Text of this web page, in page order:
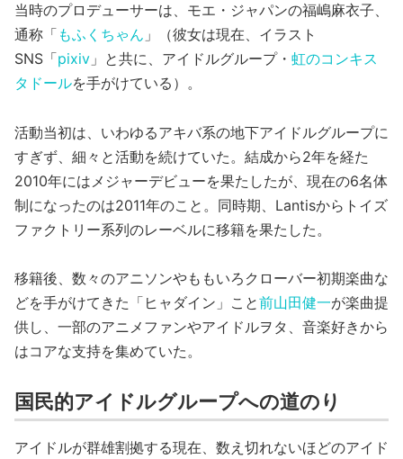
当時のプロデューサーは、モエ・ジャパンの福嶋麻衣子、
通称「 もふくちゃん 」（彼女は現在、イラスト
SNS「pixiv 」と共に、アイドルグループ・ 虹のコンキス
タドールを手がけている）。
活動当初は、いわゆるアキバ系の地下アイドルグループに
すぎず、細々と活動を続けていた。結成から2年を経た
2010年にはメジャーデビューを果たしたが、現在の6名体
制になったのは2011年のこと。同時期、Lantisからトイズ
ファクトリー系列のレーベルに移籍を果たした。
移籍後、数々のアニソンやももいろクローバー初期楽曲な
どを手がけてきた「ヒャダイン」こと前山田健一が楽曲提
供し、一部のアニメファンやアイドルヲタ、音楽好きから
はコアな支持を集めていた。
国民的アイドルグループへの道のり
アイドルが群雄割拠する現在、数え切れないほどのアイド